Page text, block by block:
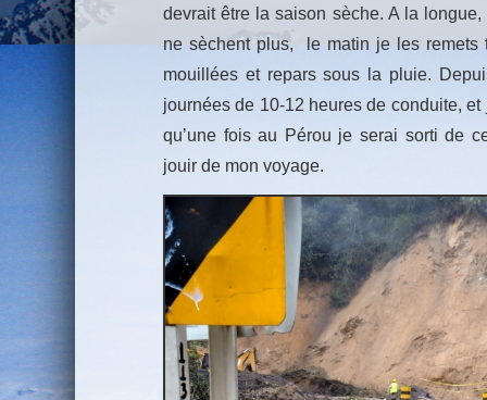
devrait être la saison sèche. A la
ne sèchent plus, le matin je les remets
mouillées et repars sous la pluie.
journées de 10-12 heures de conduite,
qu’une fois au Pérou je serai sorti de
jouir de mon voyage.